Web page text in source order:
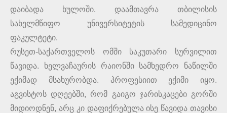
დაიბადა ხულოში. დაამთავრა თბილისის
სახელმწიფო უნივერსიტეტის სამედიცინო
ფაკულტეტი.
რუსეთ-საქართველოს ომში საკუთარი სურვილით
წავიდა. ხელვაჩაურის რაიონში სამხედრო ნაწილში
ექიმად მსახურობდა. პროფესიით ექიმი იყო.
აგვისტოს დღეებში, რომ გაიგო ჯარისკაცები გორში
მიდიოდნენ, არც კი დაფიქრებულა ისე წავიდა თავისი